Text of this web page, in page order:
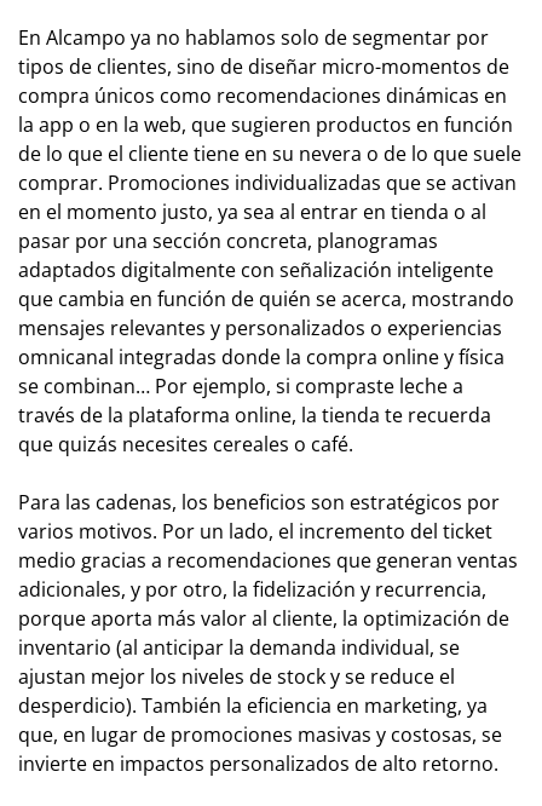
En Alcampo ya no hablamos solo de segmentar por
tipos de clientes, sino de diseñar micro-momentos de
compra únicos como recomendaciones dinámicas en
la app o en la web, que sugieren productos en función
de lo que el cliente tiene en su nevera o de lo que suele
comprar. Promociones individualizadas que se activan
en el momento justo, ya sea al entrar en tienda o al
pasar por una sección concreta, planogramas
adaptados digitalmente con señalización inteligente
que cambia en función de quién se acerca, mostrando
mensajes relevantes y personalizados o experiencias
omnicanal integradas donde la compra online y física
se combinan… Por ejemplo, si compraste leche a
través de la plataforma online, la tienda te recuerda
que quizás necesites cereales o café.
Para las cadenas, los beneficios son estratégicos por
varios motivos. Por un lado, el incremento del ticket
medio gracias a recomendaciones que generan ventas
adicionales, y por otro, la fidelización y recurrencia,
porque aporta más valor al cliente, la optimización de
inventario (al anticipar la demanda individual, se
ajustan mejor los niveles de stock y se reduce el
desperdicio). También la eficiencia en marketing, ya
que, en lugar de promociones masivas y costosas, se
invierte en impactos personalizados de alto retorno.